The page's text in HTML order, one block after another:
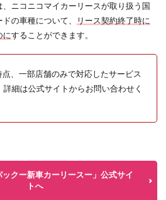
、ニコニコマイカーリースが取り扱う国
の車種について、
リース契約終了時に
にすることができます。
、一部店舗のみで対応したサービス
詳細は公式サイトからお問い合わせく
ックー新車カーリースー」公式サイ
トへ